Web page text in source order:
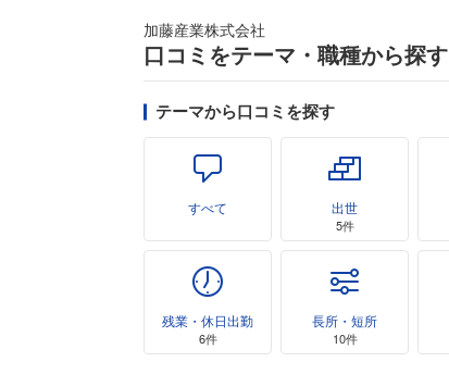
加藤産業株式会社
口コミをテーマ・職種から探す
テーマから口コミを探す
すべて 出世
5件
残業・休日出勤
6件
長所・短所
10件